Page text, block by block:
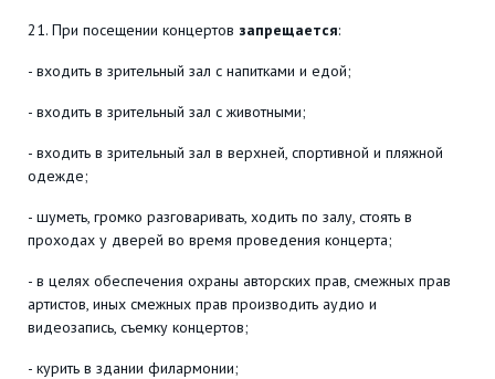
21. При посещении концертов запрещается:
- входить в зрительный зал с напитками и едой;
- входить в зрительный зал с животными;
- входить в зрительный зал в верхней, спортивной и пляжной
одежде;
- шуметь, громко разговаривать, ходить по залу, стоять в
проходах у дверей во время проведения концерта;
- в целях обеспечения охраны авторских прав, смежных прав
артистов, иных смежных прав производить аудио и
видеозапись, съемку концертов;
- курить в здании филармонии;